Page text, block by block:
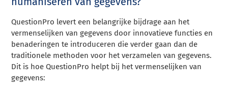
QuestionPro levert een belangrijke bijdrage aan het
vermenselijken van gegevens door innovatieve functies en
benaderingen te introduceren die verder gaan dan de
traditionele methoden voor het verzamelen van gegevens.
Dit is hoe QuestionPro helpt bij het vermenselijken van
gegevens: